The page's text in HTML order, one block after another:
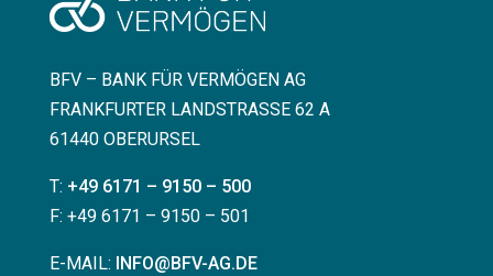
BFV – BANK FÜR VERMÖGEN AG
FRANKFURTER LANDSTRASSE 62 A
61440 OBERURSEL
T: +49 6171 – 9150 – 500
F: +49 6171 – 9150 – 501
E-MAIL: INFO@BFV-AG.DE